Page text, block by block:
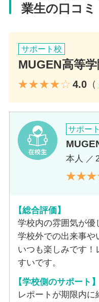
電話番号
アクセス
JR 鹿児島中央駅 徒歩3分
教員コメント
生徒も保
ら今まで
できる喜
一歩踏
ご相談く
キャンパスの特徴
MUGEN高等学院は母体が
学校です。2024年度の進
63.4％）、現役進学率は
点）枠は年々増加してお
す。 登下校の時間は自分
業生の口コミ
サポート校
MUGEN高等
4.0 （
サポー
本人
【総合評価】
学校内の雰囲気が優
学校外での出来事や
いつも楽しみです！
すいです。
【学校側のサポート】
レポートが期限内